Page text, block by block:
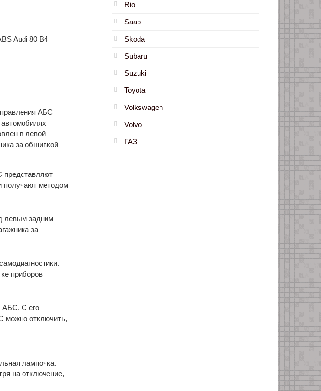
АБС
автомобилях
в левой
за обшивкой
представляют
получают методом
левым задним
за
приборов
АБС. С его
можно отключить,
лампочка.
на отключение,
Rio
Saab
Skoda
Subaru
Suzuki
Toyota
Volkswagen
Volvo
ГАЗ